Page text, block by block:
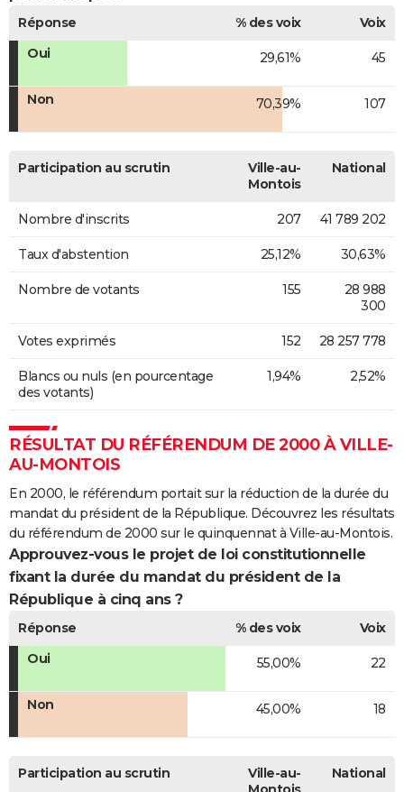
Réponse % des voix
Voix
Oui
29,61% 45
Non 70,39% 107
Participation au scrutin
Ville-au-
Montois
National
Nombre d'inscrits 207 41 789 202
Taux d'abstention 25,12% 30,63%
Nombre de votants 155
28 988
300
Votes exprimés 152 28 257 778
Blancs ou nuls (en pourcentage
des votants)
1,94% 2,52%
RÉSULTAT DU RÉFÉRENDUM DE 2000 À VILLE-
AU-MONTOIS
En 2000, le référendum portait sur la réduction de la durée du
mandat du président de la République. Découvrez les résultats
du référendum de 2000 sur le quinquennat à Ville-au-Montois.
Approuvez-vous le projet de loi constitutionnelle
fixant la durée du mandat du président de la
République à cinq ans ?
Réponse % des voix
Voix
Oui
55,00% 22
Non 45,00% 18
Participation au scrutin
Ville-au-
National